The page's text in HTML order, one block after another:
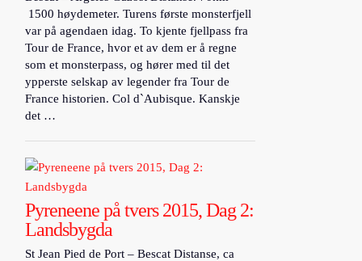
1500 høydemeter. Turens første monsterfjell
var på agendaen idag. To kjente fjellpass fra
Tour de France, hvor et av dem er å regne
som et monsterpass, og hører med til det
ypperste selskap av legender fra Tour de
France historien. Col d`Aubisque. Kanskje
det …
Pyreneene på tvers 2015, Dag 2:
Landsbygda
St Jean Pied de Port – Bescat Distanse, ca